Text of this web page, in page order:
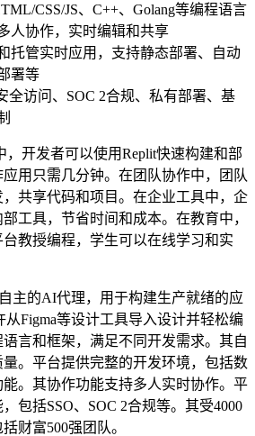
CSS/JS、C++、Golang等编程语言
人协作，实时编辑和共享
托管实时应用，支持静态部署、自动
署等
全访问、SOC 2合规、私有部署、基
，开发者可以使用Replit快速构建和部
用只需几分钟。在团队协作中，团队
共享代码和项目。在企业工具中，企
工具，节省时间和成本。在教育中，
教授编程，学生可以在线学习和实
主的AI代理，用于构建生产就绪的应
从Figma等设计工具导入设计并轻松编
言和框架，满足不同开发需求。其自
。平台提供完整的开发环境，包括数
。其协作功能支持多人实时协作。平
包括SSO、SOC 2合规等。其受4000
财富500强团队。